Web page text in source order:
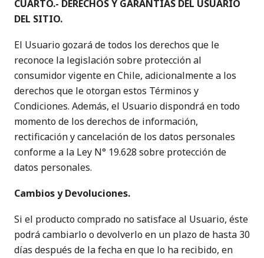
CUARTO.- DERECHOS Y GARANTÍAS DEL USUARIO
DEL SITIO.
El Usuario gozará de todos los derechos que le
reconoce la legislación sobre protección al
consumidor vigente en Chile, adicionalmente a los
derechos que le otorgan estos Términos y
Condiciones. Además, el Usuario dispondrá en todo
momento de los derechos de información,
rectificación y cancelación de los datos personales
conforme a la Ley N° 19.628 sobre protección de
datos personales.
Cambios y Devoluciones.
Si el producto comprado no satisface al Usuario, éste
podrá cambiarlo o devolverlo en un plazo de hasta 30
días después de la fecha en que lo ha recibido, en